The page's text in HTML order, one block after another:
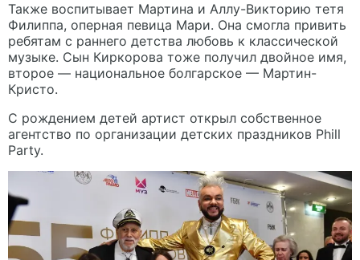
Также воспитывает Мартина и Аллу-Викторию тетя
Филиппа, оперная певица Мари. Она смогла привить
ребятам с раннего детства любовь к классической
музыке. Сын Киркорова тоже получил двойное имя,
второе — национальное болгарское — Мартин-
Кристо.
С рождением детей артист открыл собственное
агентство по организации детских праздников Phill
Party.